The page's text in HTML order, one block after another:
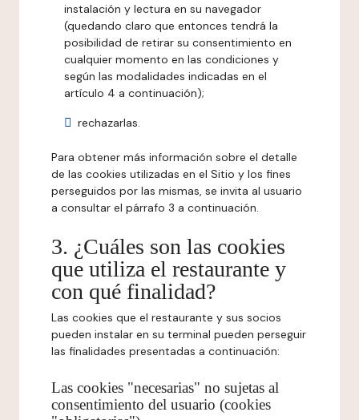
instalación y lectura en su navegador
(quedando claro que entonces tendrá la
posibilidad de retirar su consentimiento en
cualquier momento en las condiciones y
según las modalidades indicadas en el
artículo 4 a continuación);
rechazarlas.
Para obtener más información sobre el detalle
de las cookies utilizadas en el Sitio y los fines
perseguidos por las mismas, se invita al usuario
a consultar el párrafo 3 a continuación.
3. ¿Cuáles son las cookies
que utiliza el restaurante y
con qué finalidad?
Las cookies que el restaurante y sus socios
pueden instalar en su terminal pueden perseguir
las finalidades presentadas a continuación:
Las cookies "necesarias" no sujetas al
consentimiento del usuario (cookies